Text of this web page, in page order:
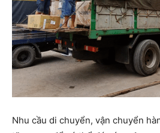
Nhu cầu di chuyển, vận chuyển